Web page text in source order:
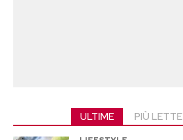
ULTIME PIÙ LETTE